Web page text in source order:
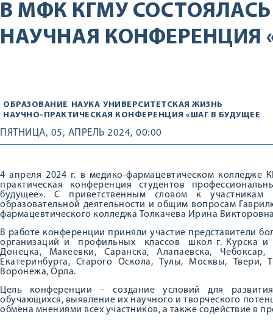
В МФК КГМУ
НАУЧНАЯ КОНФЕРЕНЦИЯ
ОБРАЗОВАНИЕ НАУКА УНИВЕРСИТЕТСКАЯ ЖИЗНЬ
НАУЧНО-ПРАКТИЧЕСКАЯ КОНФЕРЕНЦИЯ «ШАГ В БУДУЩЕЕ
ПЯТНИЦА, 05, АПРЕЛЬ 2024, 00:00
4 апреля 2024 г. в медико-фармацевтическом колледже
практическая конференция студентов
будущее». С приветственным словом к участникам
образовательной деятельности и общим вопросам
фармацевтического колледжа Толкачева Ирина
В работе конференции приняли участие представители
организаций и профильных классов школ г. Курска и
Донецка, Макеевки, Саранска, Алапаевска,
Екатеринбурга, Старого Оскола, Тулы, Москвы, Твери,
Воронежа, Орла.
Цель конференции – создание условий для развития
обучающихся, выявление их научного и творческого
обмена мнениями всех участников, а также содействие в